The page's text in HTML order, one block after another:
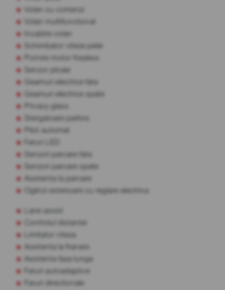
Volan cu comenzi
Volan multifunctional
Incalzire volan
Schimbator viteze piele
Pornire motor Keyless
Senzor ploaie
Geamuri electrice fata
Geamuri electrice spate
Privacy glass
Stergatoare parbriz
Pilot automat
Faruri LED
Senzori parcare fata
Senzori parcare spate
Asistenta la parcare
Oglinzi exterioare cu reglare electrica
Lane assist
Controlul distantei
Limitator viteza
Asistenta la franare
Asistenta faza lunga
Faruri autoadaptive
Faruri directionale